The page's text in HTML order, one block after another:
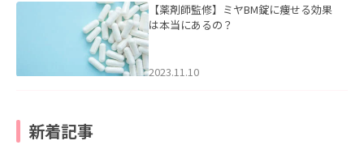
【薬剤師監修】ミヤBM錠に痩せる効果
は本当にあるの？
2023.11.10
新着記事